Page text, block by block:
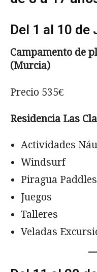
Del 1 al 10 de
Campamento de
(Murcia)
Precio 535€
Residencia Las
Actividades
Windsurf
Piragua
Juegos
Talleres
Veladas